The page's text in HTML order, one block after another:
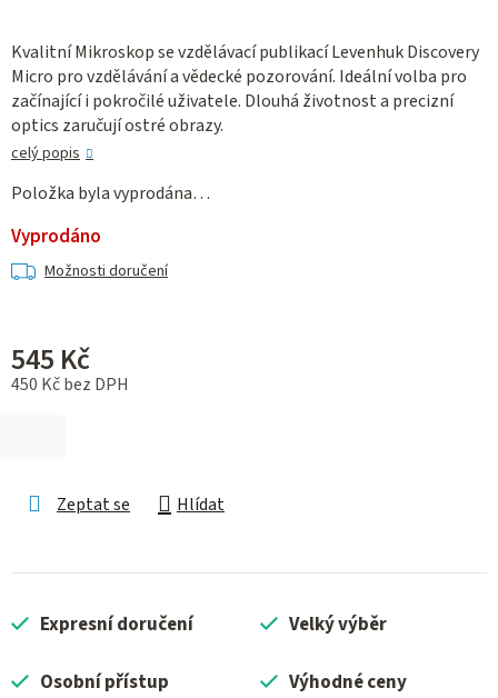
Kvalitní Mikroskop se vzdělávací publikací Levenhuk Discovery
Micro pro vzdělávání a vědecké pozorování. Ideální volba pro
začínající i pokročilé uživatele. Dlouhá životnost a precizní
optics zaručují ostré obrazy.
celý popis
Položka byla vyprodána…
Vyprodáno
Možnosti doručení
545 Kč
450 Kč bez DPH
Zeptat se Hlídat
Expresní doručení Velký výběr
Osobní přístup Výhodné ceny